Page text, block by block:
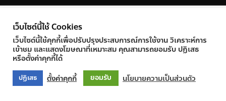
เว็บไซต์นี้ใช้ Cookies
เว็บไซต์นี้ใช้คุกกี้เพื่อปรับปรุงประสบการณ์การใช้งาน วิเคราะห์การ
เข้าชม และแสดงโฆษณาที่เหมาะสม คุณสามารถยอมรับ ปฏิเสธ
หรือตั้งค่าคุกกี้ได้
ปฏิเสธ ตั้งค่าคุกกี้ ยอมรับ นโยบายความเป็นส่วนตัว